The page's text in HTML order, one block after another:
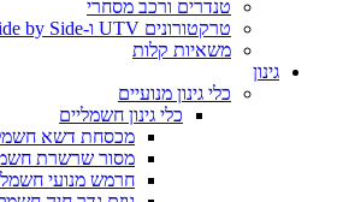
טנדרים ורכב מסחרי
טרקטורונים UTV ו-Side by Side
משאיות קלות
גינון
כלי גינון מנועיים
כלי גינון חשמליים
מכסחת דשא
מסור שרשרת
חרמש מנועי